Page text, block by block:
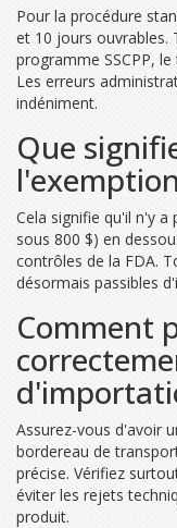
Pour la procédure
et 10 jours ouvrables.
programme SSCPP,
Les erreurs
indéniment.
Que
Cela signifie qu'il n'y a
sous 800 $) en
contrôles de la FDA.
désormais passibles
Comment
Assurez-vous d'avoir
bordereau de
précise. Vérifiez
éviter les rejets
produit.